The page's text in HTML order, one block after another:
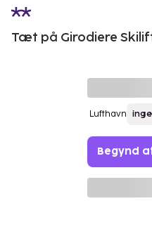
Tæt på Girodiere
Lufthavn
Begynd